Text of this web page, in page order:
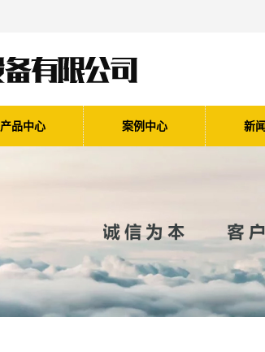
产品中心 案例中心 新